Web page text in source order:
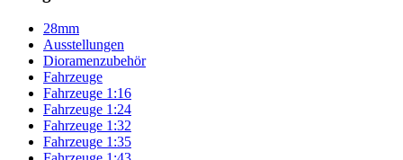
28mm
Ausstellungen
Dioramenzubehör
Fahrzeuge
Fahrzeuge 1:16
Fahrzeuge 1:24
Fahrzeuge 1:32
Fahrzeuge 1:35